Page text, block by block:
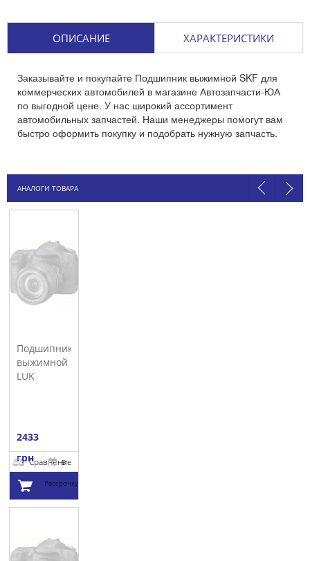
ОПИСАНИЕ ХАРАКТЕРИСТИКИ
Заказывайте и покупайте Подшипник выжимной SKF для
коммерческих автомобилей в магазине Автозапчасти-ЮА
по выгодной цене. У нас широкий ассортимент
автомобильных запчастей. Наши менеджеры помогут вам
быстро оформить покупку и подобрать нужную запчасть.
АНАЛОГИ ТОВАРА
Подшипник
выжимной
LUK
2433
грнСравнение
В
Рассрочку
корзину